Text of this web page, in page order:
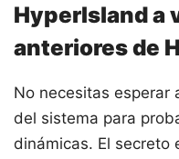
HyperIsland a
anteriores de
No necesitas esperar
del sistema para
dinámicas. El secreto